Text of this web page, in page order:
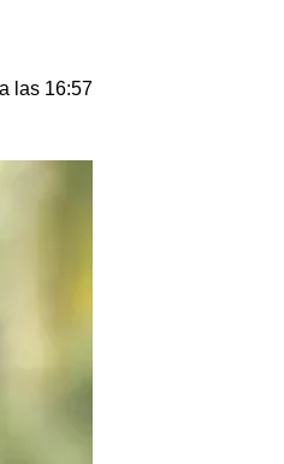
las 16:57